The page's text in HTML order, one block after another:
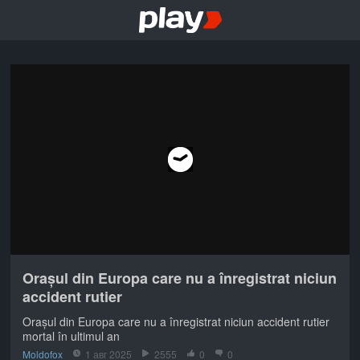
Orașul din Europa care nu a înregistrat niciun
accident rutier
Orașul din Europa care nu a înregistrat niciun accident rutier
mortal în ultimul an
Moldofox 1 авг 2025 2555 0 0